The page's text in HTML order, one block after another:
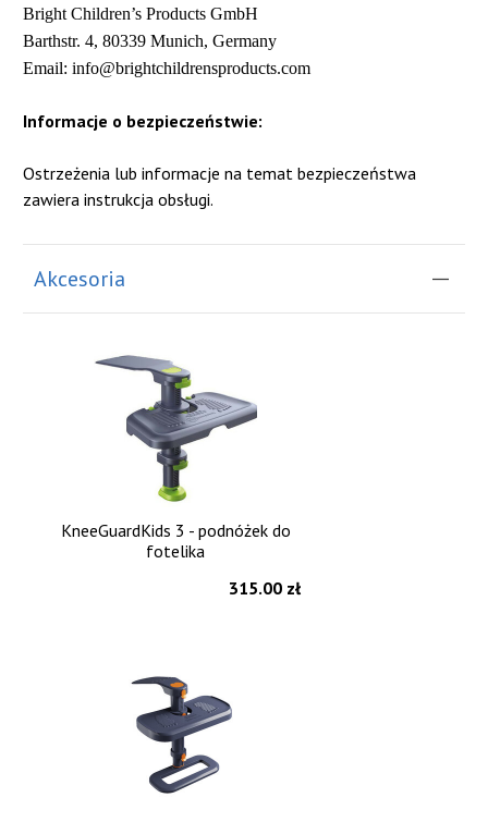
Bright Children’s Products GmbH
Barthstr. 4, 80339 Munich, Germany
Email: info@brightchildrensproducts.com
Informacje o bezpieczeństwie:
Ostrzeżenia lub informacje na temat bezpieczeństwa
zawiera instrukcja obsługi.
Akcesoria
KneeGuardKids 3 - podnóżek do
fotelika
315.00 zł